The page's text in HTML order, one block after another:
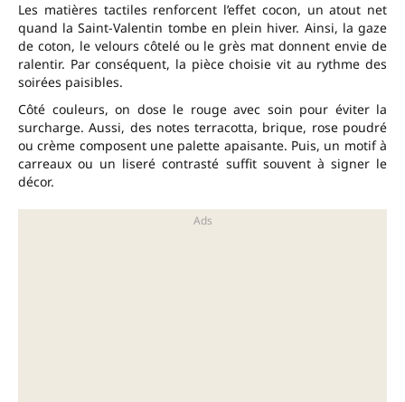
Les matières tactiles renforcent l’effet cocon, un atout net
quand la Saint-Valentin tombe en plein hiver. Ainsi, la gaze
de coton, le velours côtelé ou le grès mat donnent envie de
ralentir. Par conséquent, la pièce choisie vit au rythme des
soirées paisibles.
Côté couleurs, on dose le rouge avec soin pour éviter la
surcharge. Aussi, des notes terracotta, brique, rose poudré
ou crème composent une palette apaisante. Puis, un motif à
carreaux ou un liseré contrasté suffit souvent à signer le
décor.